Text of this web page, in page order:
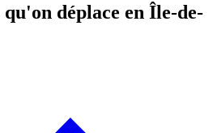
déplace en Île-de-